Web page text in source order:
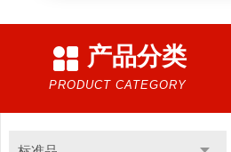
产品分类
PRODUCT CATEGORY